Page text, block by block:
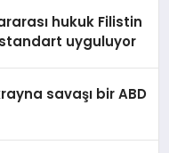
hukuk Filistin
uyguluyor
savaşı bir ABD